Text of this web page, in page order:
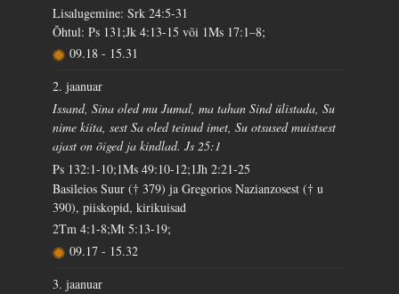
Lisalugemine: Srk 24:5-31
Õhtul: Ps 131;Jk 4:13-15 või 1Ms 17:1–8;
09.18 - 15.31
2. jaanuar
Issand, Sina oled mu Jumal, ma tahan Sind ülistada, Su
nime kiita, sest Sa oled teinud imet, Su otsused muistsest
ajast on õiged ja kindlad. Js 25:1
Ps 132:1-10;1Ms 49:10-12;1Jh 2:21-25
Basileios Suur († 379) ja Gregorios Nazianzosest († u
390), piiskopid, kirikuisad
2Tm 4:1-8;Mt 5:13-19;
09.17 - 15.32
3. jaanuar